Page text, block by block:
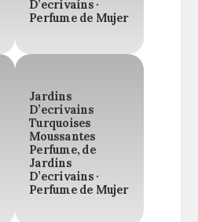
D’ecrivains ·
Perfume de Mujer
Jardins
D’ecrivains
Turquoises
Moussantes
Perfume, de
Jardins
D’ecrivains ·
Perfume de Mujer